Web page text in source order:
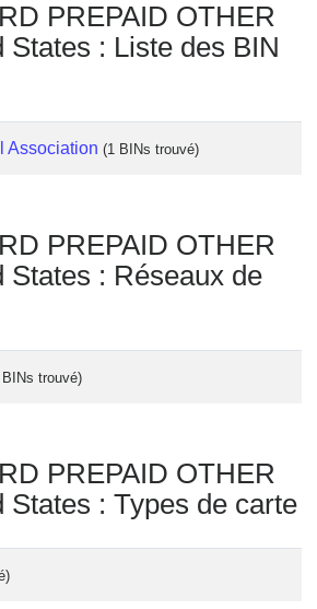
PREPAID OTHER
: Liste des BIN
Association (1 BINs trouvé)
PREPAID OTHER
: Réseaux de
trouvé)
PREPAID OTHER
: Types de carte